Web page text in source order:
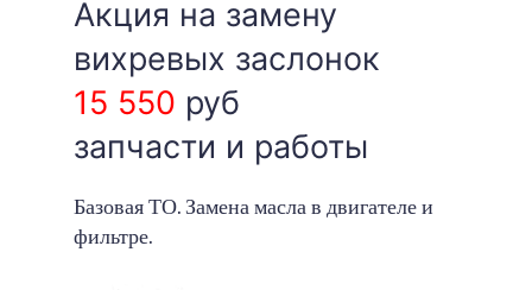
Акция на замену
вихревых заслонок
15 550 руб
запчасти и работы
Базовая ТО. Замена масла в двигателе и
фильтре.